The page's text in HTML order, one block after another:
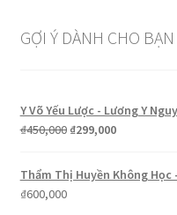
biến
GỢI Ý DÀNH CHO BẠN
Y Võ Yếu Lược - Lương Y
₫450,000 Giá
là:
₫450,000.
₫299,000Giá
tại
Thẩm Thị Huyền Không Học
₫600,000